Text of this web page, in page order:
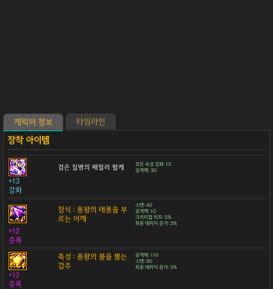
캐릭터 정보 타임라인
검은 질병의 패밀리 팔케
모든 속성 강화: 15
공격력: 30
+13
강화
잠식 : 용왕의 태풍을 부
르는 어깨
스탯: 40
공격력: 10
크리티컬 히트: 5%
최종 데미지 증가: 3%
+12
증폭
축성 : 용왕의 불을 뿜는
갑주
공격력: 110
스탯: 90
최종 데미지 증가: 3%
+12
증폭